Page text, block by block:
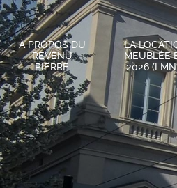
À PROPOS DU
REVENU
PIERRE
LA
MEUBLÉE
2026